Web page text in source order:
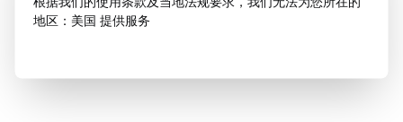
地区：美国 提供服务